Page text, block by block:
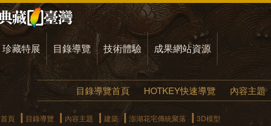
珍藏特展 目錄導覽 技術體驗 成果網站資源
目錄導覽首頁 HOTKEY快速導覽 內容主題
首頁 目錄導覽 內容主題 建築 澎湖花宅傳統聚落
3D模型